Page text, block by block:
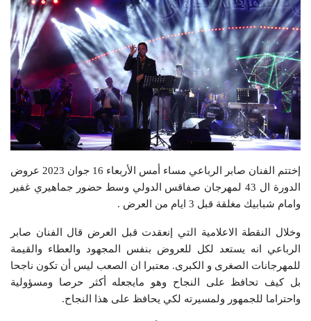
إختتم الفنان صابر الرباعي مساء أمس الأربعاء 16 جوان 2023 عروض
الدورة ال 43 لمهرجان صفاقس الدولي وسط حضور جماهيري غفير
وامام شبابيك مغلقة قبل 3 ايام من العرض .
وخلال النقطة الاعلامية التي إنعقدت قبل العرض قال الفنان صابر
الرباعي انه يستعد لكل للعروض بنفس المجهود والعطاء والقيمة
للمهرجانات الصغرى و الكبرى. معتبرا ان الصعب ليس أن تكون ناجحا
بل كيف تحافظ على النجاح وهو مايجعله أكثر حرصا ومسؤولية
واحتراما للجمهور ولمسيرته لكي يحافظ على هذا النجاح.